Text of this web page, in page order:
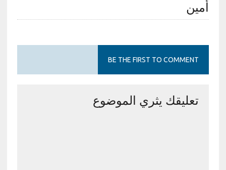
أمين
BE THE FIRST TO COMMENT
تعليقك يثري الموضوع